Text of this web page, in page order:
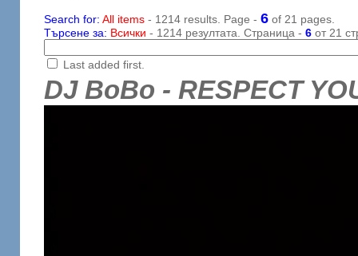
Search for: All items- 1214 results. Page - 6of 21 pages.
Търсене за: Всички - 1214 резултата. Страница - 6от 21
Last added first.
DJ BoBo - RESPECT